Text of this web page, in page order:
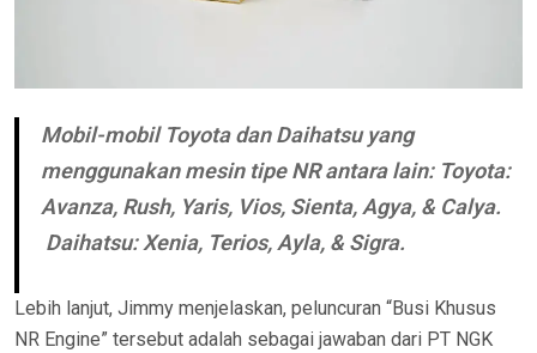
Mobil-mobil Toyota dan Daihatsu yang
menggunakan mesin tipe NR antara lain: Toyota:
Avanza, Rush, Yaris, Vios, Sienta, Agya, & Calya.
Daihatsu: Xenia, Terios, Ayla, & Sigra.
Lebih lanjut, Jimmy menjelaskan, peluncuran “Busi Khusus
NR Engine” tersebut adalah sebagai jawaban dari PT NGK